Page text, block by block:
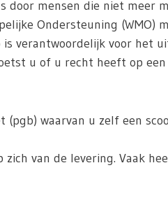
door mensen die niet meer
Ondersteuning (WMO)
verantwoordelijk voor het
u of u recht heeft op
waarvan u zelf een
van de levering. Vaak